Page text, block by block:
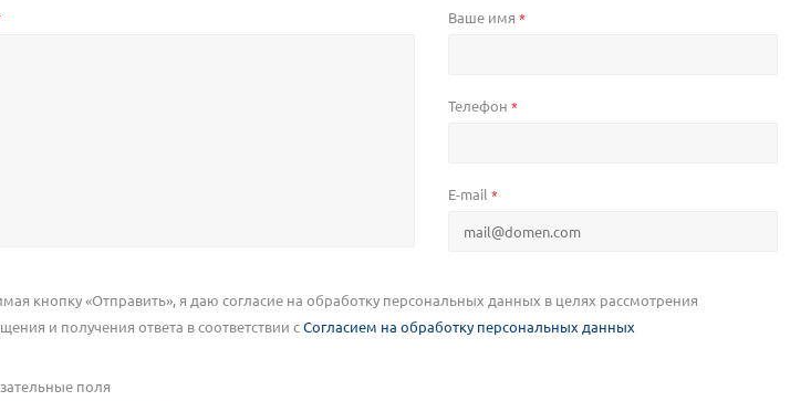
Ваше имя *
Телефон *
E-mail *
кнопку «Отправить», я даю согласие на обработку персональных данных в целях рассмотрения
и получения ответа в соответствии сСогласием на обработку персональных данных
поля